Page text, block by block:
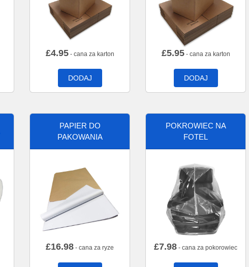
£4.95- cana za karton
DODAJ
£5.95- cana za karton
DODAJ
PAPIER DO
PAKOWANIA
£16.98 - cana za ryze
POKROWIEC NA
FOTEL
£7.98 - cana za pokorowiec